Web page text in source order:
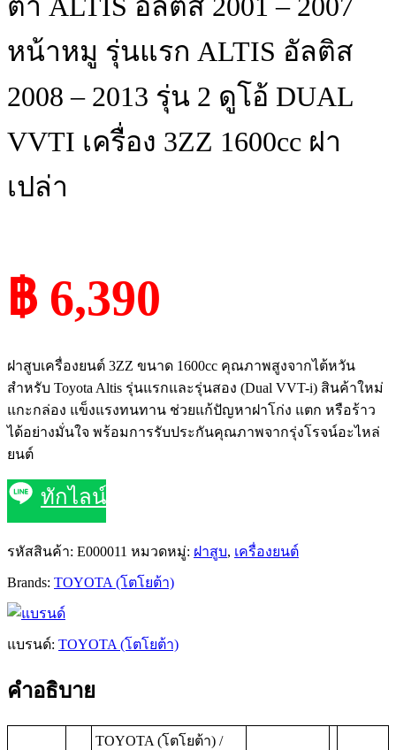
ต้า ALTIS อัลติส 2001 – 2007
หน้าหมู รุ่นแรก ALTIS อัลติส
2008 – 2013 รุ่น 2 ดูโอ้ DUAL
VVTI เครื่อง 3ZZ 1600cc ฝา
เปล่า
฿ 6,390
ฝาสูบเครื่องยนต์ 3ZZ ขนาด 1600cc คุณภาพสูงจากไต้หวัน
สำหรับ Toyota Altis รุ่นแรกและรุ่นสอง (Dual VVT-i) สินค้าใหม่
แกะกล่อง แข็งแรงทนทาน ช่วยแก้ปัญหาฝาโก่ง แตก หรือร้าว
ได้อย่างมั่นใจ พร้อมการรับประกันคุณภาพจากรุ่งโรจน์อะไหล่
ยนต์
ทักไลน์
รหัสสินค้า: E000011 หมวดหมู่: ฝาสูบ, เครื่องยนต์
Brands: TOYOTA (โตโยต้า)
แบรนด์: TOYOTA (โตโยต้า)
คำอธิบาย
TOYOTA (โตโยต้า) /